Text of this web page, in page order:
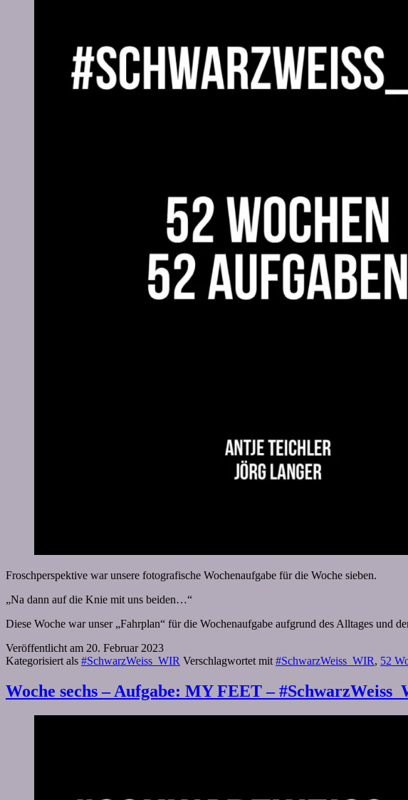
Froschperspektive war unsere fotografische Wochenaufgabe für die Woche sieben.
„Na dann auf die Knie mit uns beiden…“
Diese Woche war unser „Fahrplan“ für die Wochenaufgabe aufgrund des Alltages und
Veröffentlicht am 20. Februar 2023
Kategorisiert als #SchwarzWeiss_WIR Verschlagwortet mit #SchwarzWeiss_WIR, 52
Woche sechs – Aufgabe: MY FEET –